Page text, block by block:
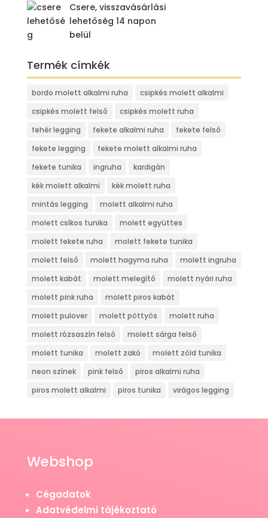
Csere, visszavásárlási
lehetőség 14 napon
belül
Termék címkék
bordo molett alkalmi ruha
csipkés molett alkalmi
csipkés molett felső
csipkés molett ruha
fehér legging
fekete alkalmi ruha
fekete felső
fekete legging
fekete molett alkalmi ruha
fekete tunika
ingruha
kardigán
kék molett alkalmi
kék molett ruha
mintás legging
molett alkalmi ruha
molett csíkos tunika
molett együttes
molett fekete ruha
molett fekete tunika
molett felső
molett hagyma ruha
molett ingruha
molett kabát
molett melegítő
molett nyári ruha
molett pink ruha
molett piros kabát
molett pulover
molett pöttyös
molett ruha
molett rózsaszín felső
molett sárga felső
molett tunika
molett zakó
molett zöld tunika
neon színek
pink felső
piros alkalmi ruha
piros molett alkalmi
piros tunika virágos legging
Webshop
Cégadatok
Adatvédelmi tájékoztató